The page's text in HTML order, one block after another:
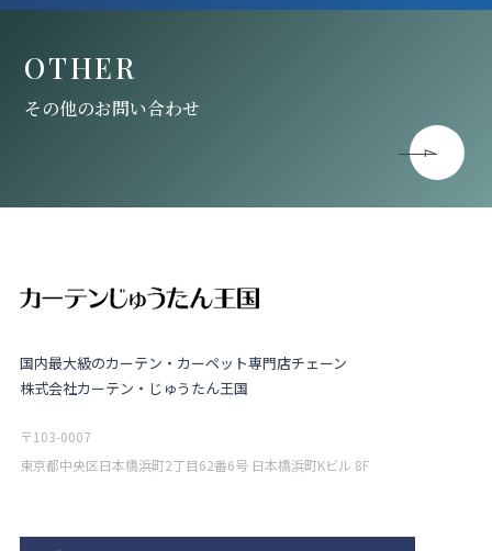
OTHER
その他のお問い合わせ
国内最大級のカーテン・カーペット専門店チェーン
株式会社カーテン・じゅうたん王国
〒103-0007
東京都中央区日本橋浜町2丁目62番6号 日本橋浜町Kビル 8F